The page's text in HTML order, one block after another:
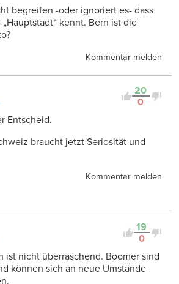
begreifen -oder ignoriert es- dass
kennt. Bern ist die
Kommentar melden
20
0
Entscheid.
braucht jetzt Seriosität und
Kommentar melden
19
0
ist nicht überraschend. Boomer sind
können sich an neue Umstände